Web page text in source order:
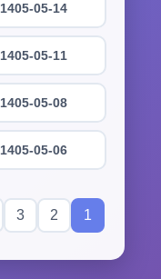
1405-05-14
1405-05-11
1405-05-08
1405-05-06
1
2
3